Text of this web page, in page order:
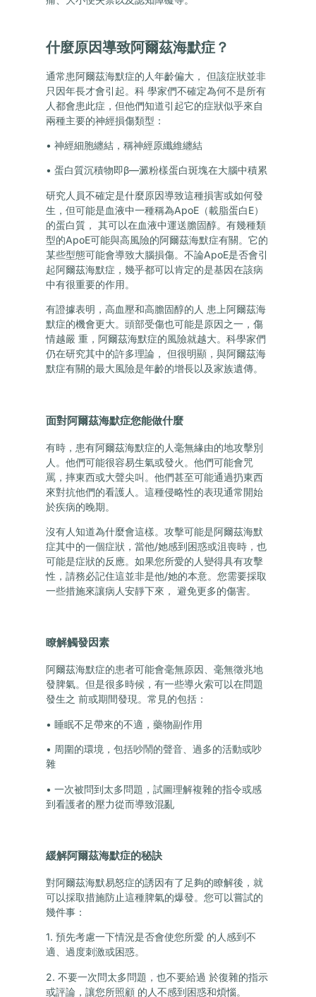
什麼原因導致阿爾茲海默症？
通常患阿爾茲海默症的人年齡偏大， 但該症狀並非
只因年長才會引起。科 學家們不確定為何不是所有
人都會患此症，但他們知道引起它的症狀似乎來自
兩種主要的神經損傷類型：
• 神經細胞纏結，稱神經原纖維纏結
• 蛋白質沉積物即β—澱粉樣蛋白斑塊在大腦中積累
研究人員不確定是什麼原因導致這種損害或如何發
生，但可能是血液中一種稱為ApoE（載脂蛋白E）
的蛋白質， 其可以在血液中運送膽固醇。有幾種類
型的ApoE可能與高風險的阿爾茲海默症有關。它的
某些型態可能會導致大腦損傷。不論ApoE是否會引
起阿爾茲海默症，幾乎都可以肯定的是基因在該病
中有很重要的作用。
有證據表明，高血壓和高膽固醇的人 患上阿爾茲海
默症的機會更大。頭部受傷也可能是原因之一，傷
情越嚴 重，阿爾茲海默症的風險就越大。科學家們
仍在研究其中的許多理論， 但很明顯，與阿爾茲海
默症有關的最大風險是年齡的增長以及家族遺傳。
面對阿爾茲海默症您能做什麼
有時，患有阿爾茲海默症的人毫無緣由的地攻擊別
人。他們可能很容易生氣或發火。他們可能會咒
罵，摔東西或大聲尖叫。他們甚至可能通過扔東西
來對抗他們的看護人。這種侵略性的表現通常開始
於疾病的晚期。
沒有人知道為什麼會這樣。攻擊可能是阿爾茲海默
症其中的一個症狀，當他/她感到困惑或沮喪時，也
可能是症狀的反應。如果您所愛的人變得具有攻擊
性，請務必記住這並非是他/她的本意。您需要採取
一些措施來讓病人安靜下來， 避免更多的傷害。
瞭解觸發因素
阿爾茲海默症的患者可能會毫無原因、毫無徵兆地
發脾氣。但是很多時候，有一些導火索可以在問題
發生之 前或期間發現。常見的包括：
• 睡眠不足帶來的不適，藥物副作用
• 周圍的環境，包括吵鬧的聲音、過多的活動或吵
雜
• 一次被問到太多問題，試圖理解複雜的指令或感
到看護者的壓力從而導致混亂
緩解阿爾茲海默症的秘訣
對阿爾茲海默易怒症的誘因有了足夠的瞭解後，就
可以採取措施防止這種脾氣的爆發。您可以嘗試的
幾件事：
1. 預先考慮一下情況是否會使您所愛 的人感到不
適、過度刺激或困惑。
2. 不要一次問太多問題，也不要給過 於復雜的指示
或評論，讓您所照顧 的人不感到困惑和煩惱。